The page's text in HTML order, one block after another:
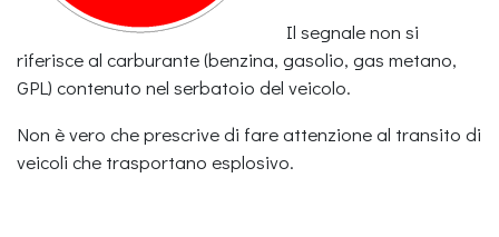
Il segnale non si
riferisce al carburante (benzina, gasolio, gas metano,
GPL) contenuto nel serbatoio del veicolo.
Non è vero che prescrive di fare attenzione al transito di
veicoli che trasportano esplosivo.